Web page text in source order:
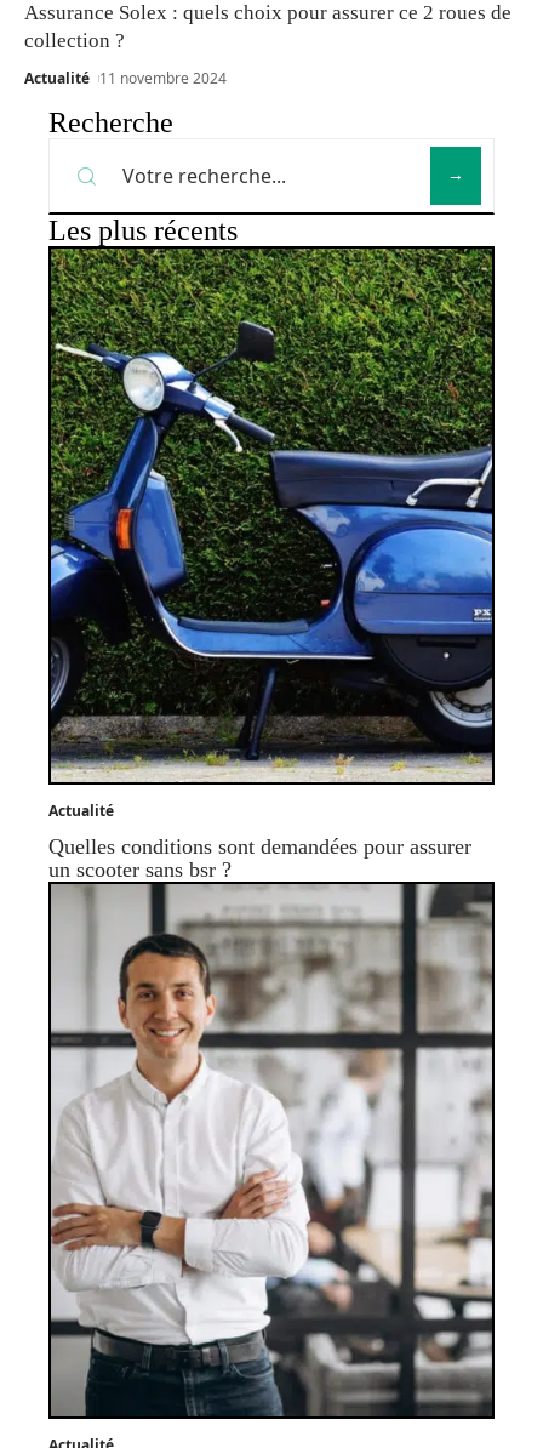
Assurance Solex : quels choix pour assurer ce 2 roues de
collection ?
Actualité 11 novembre 2024
Recherche
Les plus récents
Actualité
Quelles conditions sont demandées pour assurer
un scooter sans bsr ?